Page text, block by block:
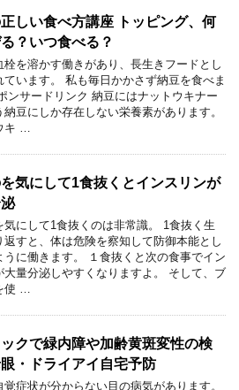
しい食べ方講座 トッピング、何
？いつ食べる？
栓を溶かす働きがあり、長生きフードとし
ています。 私も毎日かかさず納豆を食べま
ンサードリンク 納豆にはナットウキナー
納豆にしか存在しない栄養素があります。
キ …
気にして1食抜くとインスリンが
気にして1食抜くのは非常識。 1食抜く生
返すと、体は危険を察知して防御本能とし
うに働きます。 １食抜くと次の食事でイン
大量分泌しやすくなりますよ。 そして、ブ
使 …
クで緑内障や加齢黄斑変性の検
・ドライアイ自宅予防
覚症状が分からない目の病気があります。